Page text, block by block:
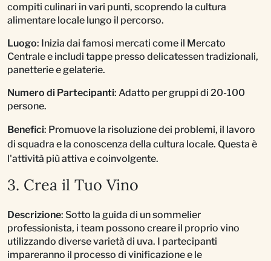
compiti culinari in vari punti, scoprendo la cultura
alimentare locale lungo il percorso.
Luogo: Inizia dai famosi mercati come il Mercato
Centrale e includi tappe presso delicatessen tradizionali,
panetterie e gelaterie.
Numero di Partecipanti: Adatto per gruppi di 20-100
persone.
Benefici: Promuove la risoluzione dei problemi, il lavoro
di squadra e la conoscenza della cultura locale. Questa è
l'attività più attiva e coinvolgente.
3. Crea il Tuo Vino
Descrizione: Sotto la guida di un sommelier
professionista, i team possono creare il proprio vino
utilizzando diverse varietà di uva. I partecipanti
impareranno il processo di vinificazione e le